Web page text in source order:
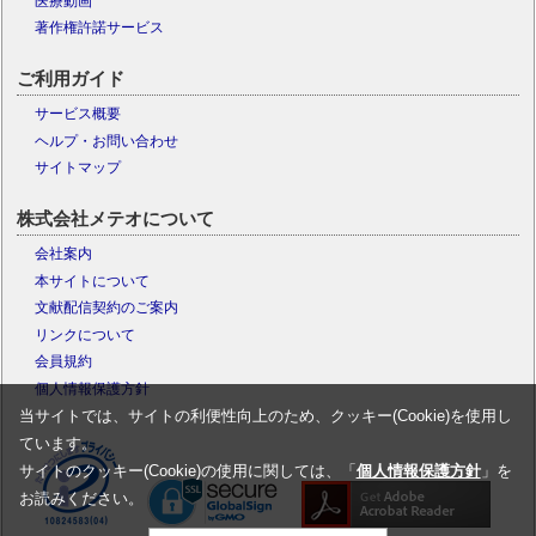
著作権許諾サービス
ご利用ガイド
サービス概要
ヘルプ・お問い合わせ
サイトマップ
株式会社メテオについて
会社案内
本サイトについて
文献配信契約のご案内
リンクについて
会員規約
個人情報保護方針
当サイトでは、サイトの利便性向上のため、クッキー(Cookie)を使用し
ています。
サイトのクッキー(Cookie)の使用に関しては、「 個人情報保護方針」を
お読みください。